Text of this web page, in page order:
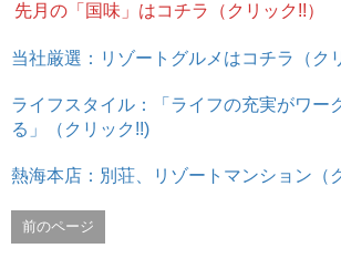
先月の「国味」はコチラ（クリック!!）
当社厳選：リゾートグルメはコチラ（ク
ライフスタイル：「ライフの充実がワー
る」（クリック!!)
熱海本店：別荘、リゾートマンション（
前のページ